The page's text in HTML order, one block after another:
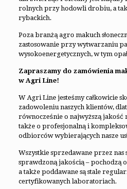
rolnych przy hodowli drobiu, a
rybackich.
Poza branżą agro makuch
zastosowanie przy wytwarzaniu
wysokoenergetycznych, w tym
Zapraszamy do zamówienia
w Agri Line!
W Agri Line jesteśmy całkowicie
zadowoleniu naszych klientów,
równocześnie o najwyższą jakość
także o profesjonalną i
odbiorców wybierających nasze
Wszystkie sprzedawane przez
sprawdzoną jakością – pochodzą
a także poddawane są stale
certyfikowanych laboratoriach.